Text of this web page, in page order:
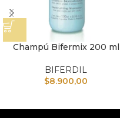
Champú Bifermix 200 ml
BIFERDIL
$8.900,00